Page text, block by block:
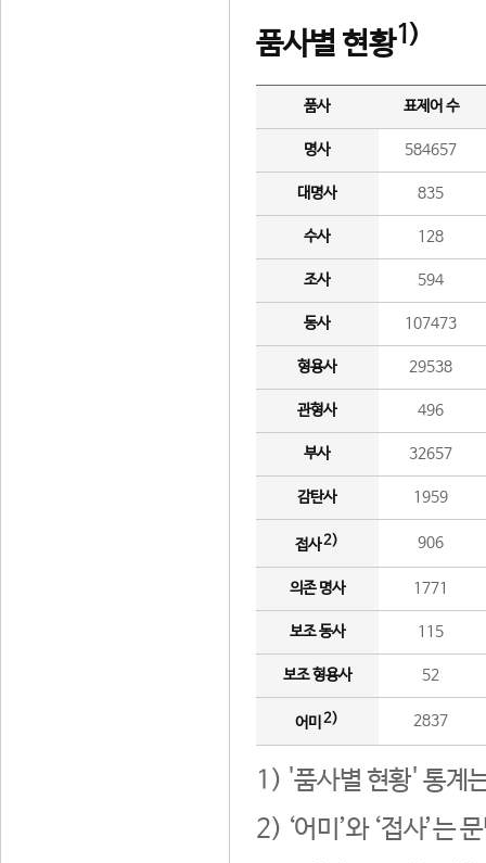
품사별 현황1)
품사 표제어 수
명사 584657
대명사 835
수사 128
조사 594
동사 107473
형용사 29538
관형사 496
부사 32657
감탄사 1959
접사2) 906
의존 명사 1771
보조 동사 115
보조 형용사 52
어미 2) 2837
1) '품사별 현황' 통계
2) ‘어미’와 ‘접사’는